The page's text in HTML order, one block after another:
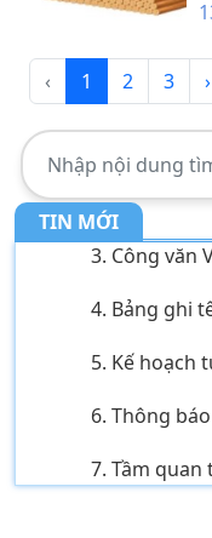
‹ 1 2 3 ›
TIN MỚI
1. THÔNG
dân,...
...
3. Công văn
8. CHUYÊN